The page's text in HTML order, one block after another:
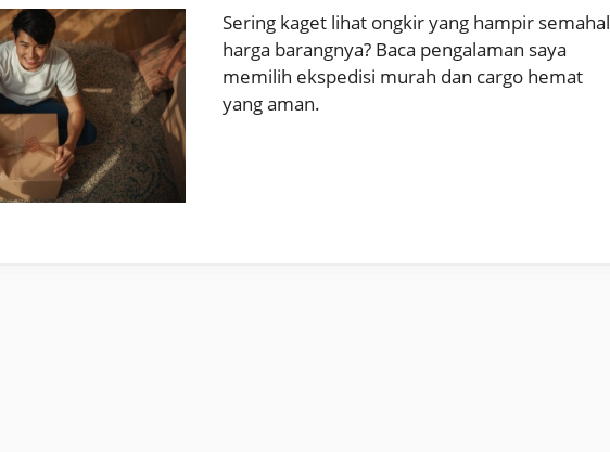
Sering kaget lihat ongkir yang hampir semahal
harga barangnya? Baca pengalaman saya
memilih ekspedisi murah dan cargo hemat
yang aman.